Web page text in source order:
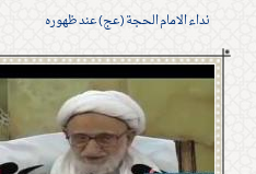
نداء الامام الحجة (عج) عند ظهوره